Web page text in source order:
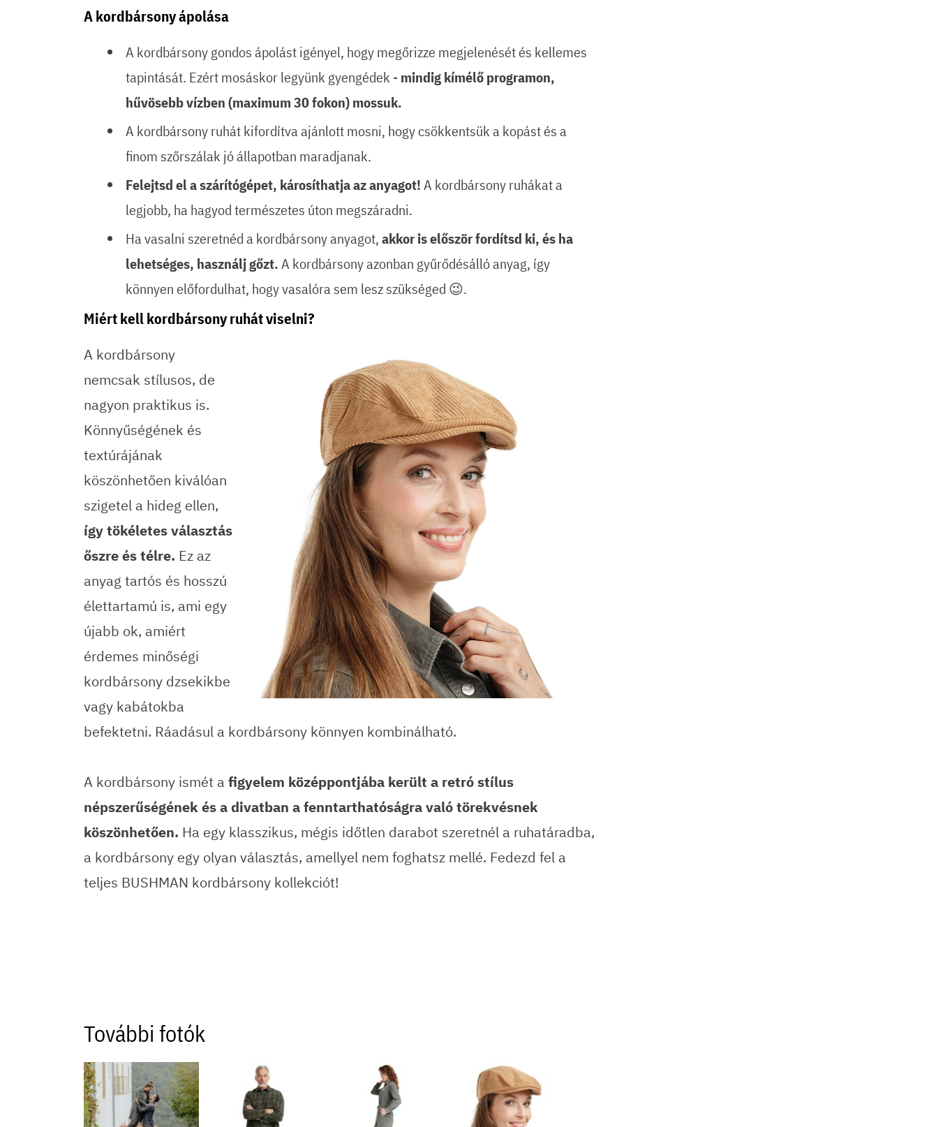
A kordbársony ápolása
A kordbársony gondos ápolást igényel, hogy megőrizze megjelenését és kellemes
tapintását. Ezért mosáskor legyünk gyengédek - mindig kímélő programon,
hűvösebb vízben (maximum 30 fokon) mossuk.
A kordbársony ruhát kifordítva ajánlott mosni, hogy csökkentsük a kopást és a
finom szőrszálak jó állapotban maradjanak.
Felejtsd el a szárítógépet, károsíthatja az anyagot!A kordbársony ruhákat a
legjobb, ha hagyod természetes úton megszáradni.
Ha vasalni szeretnéd a kordbársony anyagot,akkor is először fordítsd ki, és ha
lehetséges, használj gőzt.A kordbársony azonban gyűrődésálló anyag, így
könnyen előfordulhat, hogy vasalóra sem lesz szükséged 😉.
Miért kell kordbársony ruhát viselni?
A kordbársony
nemcsak stílusos, de
nagyon praktikus is.
Könnyűségének és
textúrájának
köszönhetően kiválóan
szigetel a hideg ellen,
így tökéletes választás
őszre és télre. Ez az
anyag tartós és hosszú
élettartamú is, ami egy
újabb ok, amiért
érdemes minőségi
kordbársony dzsekikbe
vagy kabátokba
befektetni. Ráadásul a kordbársony könnyen kombinálható.
A kordbársony ismét a figyelem középpontjába került a retró stílus
népszerűségének és a divatban a fenntarthatóságra való törekvésnek
köszönhetően. Ha egy klasszikus, mégis időtlen darabot szeretnél a ruhatáradba,
a kordbársony egy olyan választás, amellyel nem foghatsz mellé. Fedezd fel a
teljes BUSHMAN kordbársony kollekciót!
További fotók